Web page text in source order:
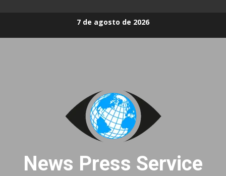
7 de agosto de 2026
News Press Service